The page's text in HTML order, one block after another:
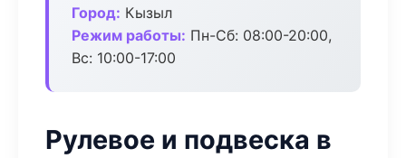
Город: Кызыл
Режим работы: Пн-Сб: 08:00-20:00,
Вс: 10:00-17:00
Рулевое и подвеска в